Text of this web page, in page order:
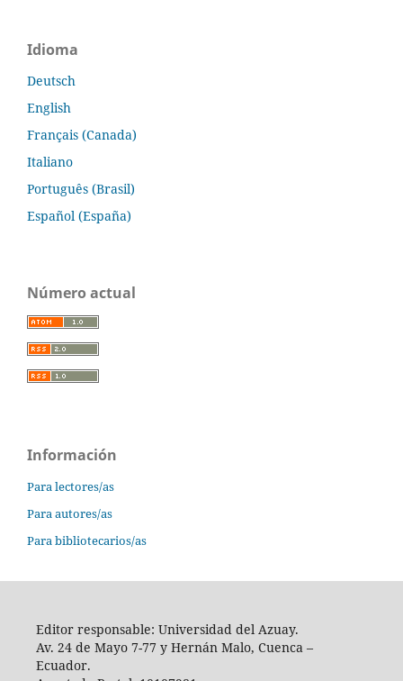
Idioma
Deutsch
English
Français (Canada)
Italiano
Português (Brasil)
Español (España)
Número actual
Información
Para lectores/as
Para autores/as
Para bibliotecarios/as
Editor responsable: Universidad del Azuay.
Av. 24 de Mayo 7-77 y Hernán Malo, Cuenca –
Ecuador.